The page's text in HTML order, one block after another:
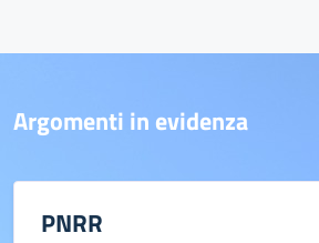
Argomenti in evidenza
PNRR